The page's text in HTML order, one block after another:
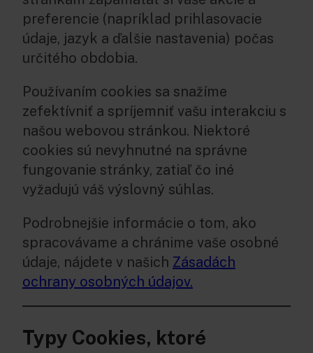
preferencie (napríklad prihlasovacie
údaje, jazyk a ďalšie nastavenia) počas
určitého obdobia.
Používaním cookies sa snažíme
zefektívniť a spríjemniť vašu interakciu s
našou webovou stránkou. Niektoré
cookies sú nevyhnutné na správne
fungovanie stránky, zatiaľ čo iné
vyžadujú váš výslovný súhlas.
Podrobnejšie informácie o tom, ako
spracovávame a chránime vaše osobné
údaje, nájdete v našich Zásadách
ochrany osobných údajov.
Typy Cookies, ktoré